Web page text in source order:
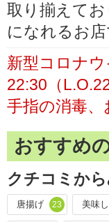
取り揃えて
になれるお店
新型コロナ
22:30（
手指の消毒
おすすめ
クチコミか
唐揚げ 23 美味